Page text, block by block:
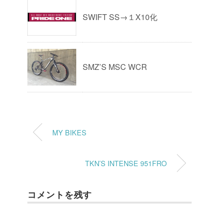
SWIFT SS→１X10化
SMZ’S MSC WCR
MY BIKES
TKN’S INTENSE 951FRO
コメントを残す